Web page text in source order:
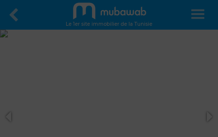
Le 1er site immobilier de la Tunisie